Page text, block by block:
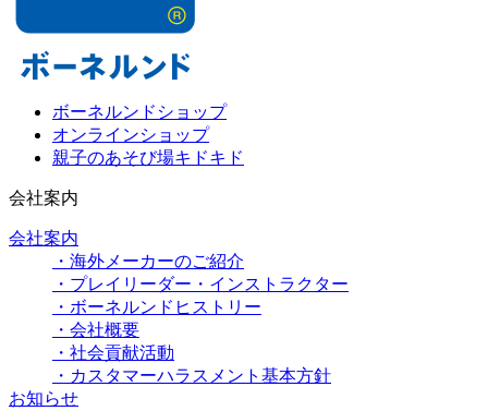
ボーネルンドショップ
オンラインショップ
親子のあそび場キドキド
会社案内
会社案内
・海外メーカーのご紹介
・プレイリーダー・インストラクター
・ボーネルンドヒストリー
・会社概要
・社会貢献活動
・カスタマーハラスメント基本方針
お知らせ